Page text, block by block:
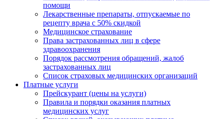
помощи
Лекарственные препараты, отпускаемые по
рецепту врача с 50% скидкой
Медицинское страхование
Права застрахованных лиц в сфере
здравоохранения
Порядок рассмотрения обращений, жалоб
застрахованных лиц
Список страховых медицинских организаций
Платные услуги
Прейскурант (цены на услуги)
Правила и порядки оказания платных
медицинских услуг